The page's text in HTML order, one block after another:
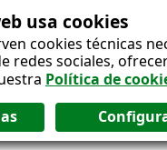
usa cookies
cookies técnicas
redes sociales,
Política de